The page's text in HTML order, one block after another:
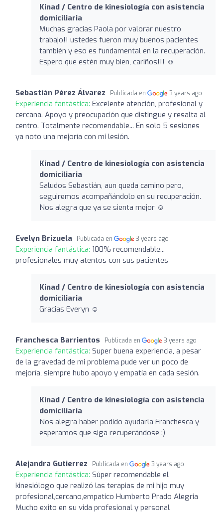
Kinad / Centro de kinesiología con asistencia
domiciliaria
Muchas gracias Paola por valorar nuestro
trabajo!! ustedes fueron muy buenos pacientes
también y eso es fundamental en la recuperación.
Espero que estén muy bien, cariños!!! ☺️
Sebastián Pérez Álvarez Publicada en 3 years ago
Experiencia fantástica: Excelente atención, profesional y
cercana. Apoyo y preocupación que distingue y resalta al
centro. Totalmente recomendable... En solo 5 sesiones
ya noto una mejoría con mi lesión.
Kinad / Centro de kinesiología con asistencia
domiciliaria
Saludos Sebastián, aun queda camino pero,
seguiremos acompañándolo en su recuperación.
Nos alegra que ya se sienta mejor ☺️
Evelyn Brizuela Publicada en 3 years ago
Experiencia fantástica: 100% recomendable...
profesionales muy atentos con sus pacientes
Kinad / Centro de kinesiología con asistencia
domiciliaria
Gracias Everyn ☺️
Franchesca Barrientos Publicada en 3 years ago
Experiencia fantástica: Super buena experiencia, a pesar
de la gravedad de mi problema pude ver un poco de
mejoría, siempre hubo apoyo y empatía en cada sesión.
Kinad / Centro de kinesiología con asistencia
domiciliaria
Nos alegra haber podido ayudarla Franchesca y
esperamos que siga recuperándose :)
Alejandra Gutierrez Publicada en 3 years ago
Experiencia fantástica: Súper recomendable el
kinesiólogo que realizó las terapias de mi hijo muy
profesional,cercano,empatico Humberto Prado Alegria
Mucho exito en su vida profesional y personal